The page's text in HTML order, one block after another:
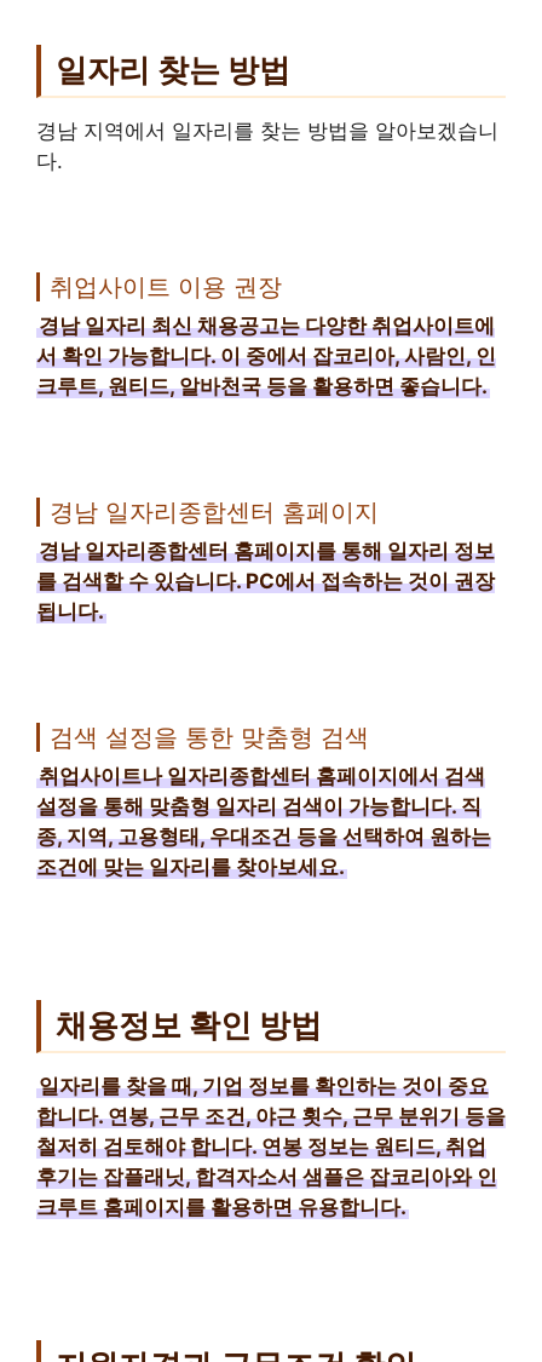
일자리 찾는 방법
경남 지역에서 일자리를 찾는 방법을 알아보겠습니
다.
취업사이트 이용 권장
경남 일자리 최신 채용공고는 다양한 취업사이트에
서 확인 가능합니다. 이 중에서 잡코리아, 사람인, 인
크루트, 원티드, 알바천국 등을 활용하면 좋습니다.
경남 일자리종합센터 홈페이지
경남 일자리종합센터 홈페이지를 통해 일자리 정보
를 검색할 수 있습니다. PC에서 접속하는 것이 권장
됩니다.
검색 설정을 통한 맞춤형 검색
취업사이트나 일자리종합센터 홈페이지에서 검색
설정을 통해 맞춤형 일자리 검색이 가능합니다. 직
종, 지역, 고용형태, 우대조건 등을 선택하여 원하는
조건에 맞는 일자리를 찾아보세요.
채용정보 확인 방법
일자리를 찾을 때, 기업 정보를 확인하는 것이 중요
합니다. 연봉, 근무 조건, 야근 횟수, 근무 분위기 등을
철저히 검토해야 합니다. 연봉 정보는 원티드, 취업
후기는 잡플래닛, 합격자소서 샘플은 잡코리아와 인
크루트 홈페이지를 활용하면 유용합니다.